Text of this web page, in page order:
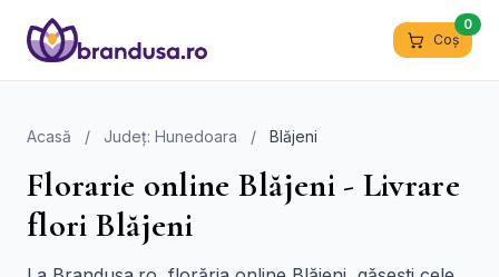
Coș
0
Acasă / Județ: Hunedoara / Blăjeni
Florarie online Blăjeni - Livrare
flori Blăjeni